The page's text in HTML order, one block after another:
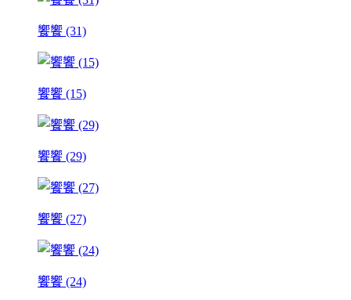
饗饗 (31)
饗饗 (15)
饗饗 (29)
饗饗 (27)
饗饗 (24)